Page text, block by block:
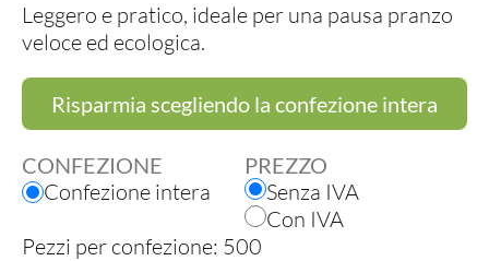
Leggero e pratico, ideale per una pausa pranzo
veloce ed ecologica.
Risparmia scegliendo la confezione intera
CONFEZIONE PREZZO
Confezione intera
Senza IVA
Con IVA
Pezzi per confezione: 500